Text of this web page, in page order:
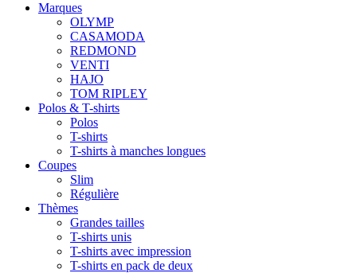
Marques
OLYMP
CASAMODA
REDMOND
VENTI
HAJO
TOM RIPLEY
Polos & T-shirts
Polos
T-shirts
T-shirts à manches longues
Coupes
Slim
Régulière
Thèmes
Grandes tailles
T-shirts unis
T-shirts avec impression
T-shirts en pack de deux